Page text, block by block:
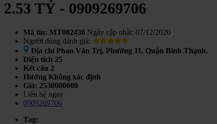
2.53 TỶ - 0909269706
Mã tin: MT002436 Ngày cập nhật: 07/12/2020
Người dùng đánh giá:
Địa chỉ Phan Văn Trị, Phường 11, Quận Bình Thạnh.
Diện tích 25
Kết cấu 2
Hướng Không xác định
Giá: 2530000000
Liên hệ ngay
0909269706
Tag: